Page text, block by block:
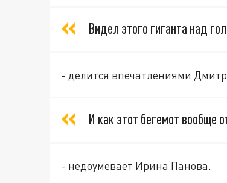
Видел этого гиганта над
- делится впечатлениями
И как этот бегемот вообще
- недоумевает Ирина Панова.